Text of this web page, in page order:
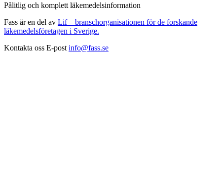
Pålitlig och komplett läkemedelsinformation
Fass är en del av Lif – branschorganisationen för de forskande
läkemedelsföretagen i Sverige.
Kontakta oss E-post info@fass.se